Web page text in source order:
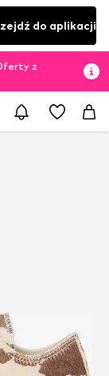
do aplikacji
z